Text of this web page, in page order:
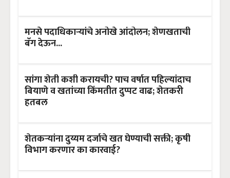
मनसे पदाधिकार्‍यांचे अनोखे आंदोलन; शेणखताची
बॅग देऊन...
सांगा शेती कशी करायची? पाच वर्षात पहिल्यांदाच
बियाणे व खतांच्या किंमतीत दुप्पट वाढ; शेतकरी
हतबल
शेतकऱ्यांना दुय्यम दर्जाचे खत घेण्याची सक्ती; कृषी
विभाग करणार का कारवाई?